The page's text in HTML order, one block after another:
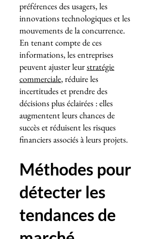
préférences des usagers, les
innovations technologiques et les
mouvements de la concurrence.
En tenant compte de ces
informations, les entreprises
peuvent ajuster leurstratégie
commerciale, réduire les
incertitudes et prendre des
décisions plus éclairées : elles
augmentent leurs chances de
succès et réduisent les risques
financiers associés à leurs projets.
Méthodes pour
détecter les
tendances de